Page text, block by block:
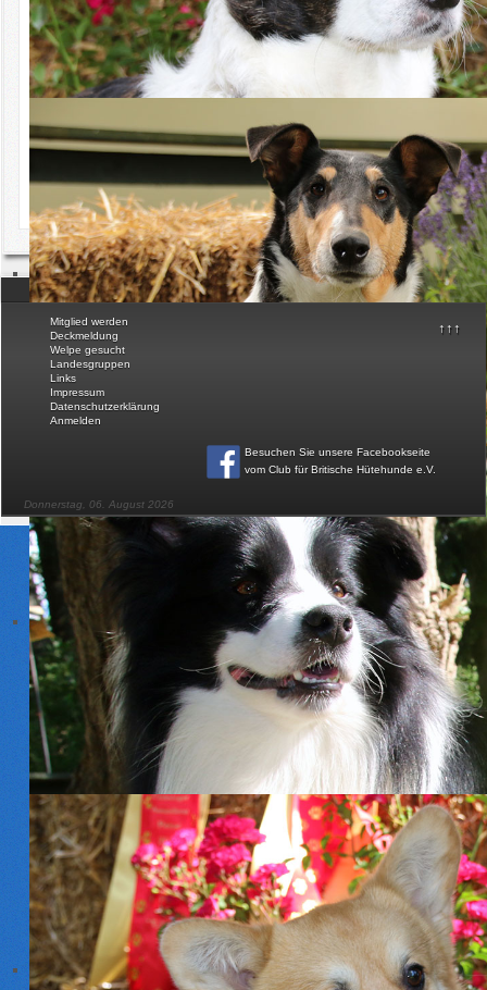
Download
FAQ
Bei allgemeinen Fragen zu der Veranstaltung und zur Zucht wenden
Sie sich bitte an dieReferentin für Zuchtfragen.
Bereits feststehende Termine für Neuzüchterseminare finden Sie
hier unter Veranstaltungen
Anmeldeformular für ein Neuzüchterseminar:
Anmeldeformular NeuzüchterseminarStand 08.2018
© Club für Britische Hütehunde e.V.
↑↑↑
Mitglied werden
Deckmeldung
Welpe gesucht
Landesgruppen
Links
Impressum
Datenschutzerklärung
Anmelden
Besuchen Sie unsere Facebookseite
vom Club für Britische Hütehunde e.V.
Donnerstag, 06. August 2026